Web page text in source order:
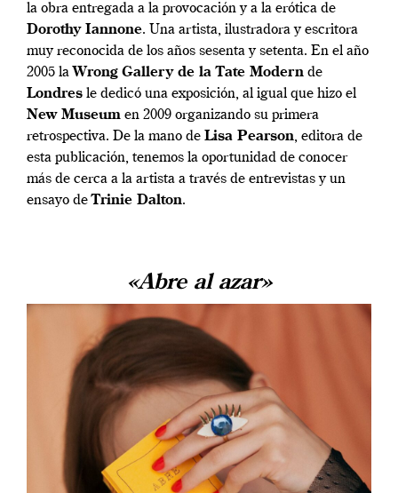
la obra entregada a la provocación y a la erótica de
Dorothy Iannone. Una artista, ilustradora y escritora
muy reconocida de los años sesenta y setenta. En el año
2005 la Wrong Gallery de la Tate Modern de
Londres le dedicó una exposición, al igual que hizo el
New Museum en 2009 organizando su primera
retrospectiva. De la mano de Lisa Pearson, editora de
esta publicación, tenemos la oportunidad de conocer
más de cerca a la artista a través de entrevistas y un
ensayo deTrinie Dalton.
«Abre al azar»